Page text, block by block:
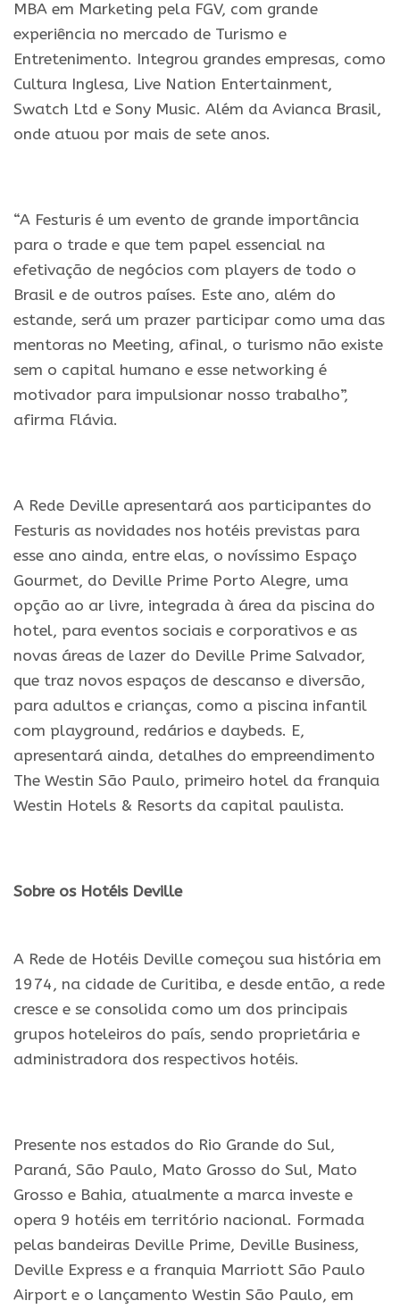
MBA em Marketing pela FGV, com grande
experiência no mercado de Turismo e
Entretenimento. Integrou grandes empresas, como
Cultura Inglesa, Live Nation Entertainment,
Swatch Ltd e Sony Music. Além da Avianca Brasil,
onde atuou por mais de sete anos.
“A Festuris é um evento de grande importância
para o trade e que tem papel essencial na
efetivação de negócios com players de todo o
Brasil e de outros países. Este ano, além do
estande, será um prazer participar como uma das
mentoras no Meeting, afinal, o turismo não existe
sem o capital humano e esse networking é
motivador para impulsionar nosso trabalho”,
afirma Flávia.
A Rede Deville apresentará aos participantes do
Festuris as novidades nos hotéis previstas para
esse ano ainda, entre elas, o novíssimo Espaço
Gourmet, do Deville Prime Porto Alegre, uma
opção ao ar livre, integrada à área da piscina do
hotel, para eventos sociais e corporativos e as
novas áreas de lazer do Deville Prime Salvador,
que traz novos espaços de descanso e diversão,
para adultos e crianças, como a piscina infantil
com playground, redários e daybeds. E,
apresentará ainda, detalhes do empreendimento
The Westin São Paulo, primeiro hotel da franquia
Westin Hotels & Resorts da capital paulista.
Sobre os Hotéis Deville
A Rede de Hotéis Deville começou sua história em
1974, na cidade de Curitiba, e desde então, a rede
cresce e se consolida como um dos principais
grupos hoteleiros do país, sendo proprietária e
administradora dos respectivos hotéis.
Presente nos estados do Rio Grande do Sul,
Paraná, São Paulo, Mato Grosso do Sul, Mato
Grosso e Bahia, atualmente a marca investe e
opera 9 hotéis em território nacional. Formada
pelas bandeiras Deville Prime, Deville Business,
Deville Express e a franquia Marriott São Paulo
Airport e o lançamento Westin São Paulo, em